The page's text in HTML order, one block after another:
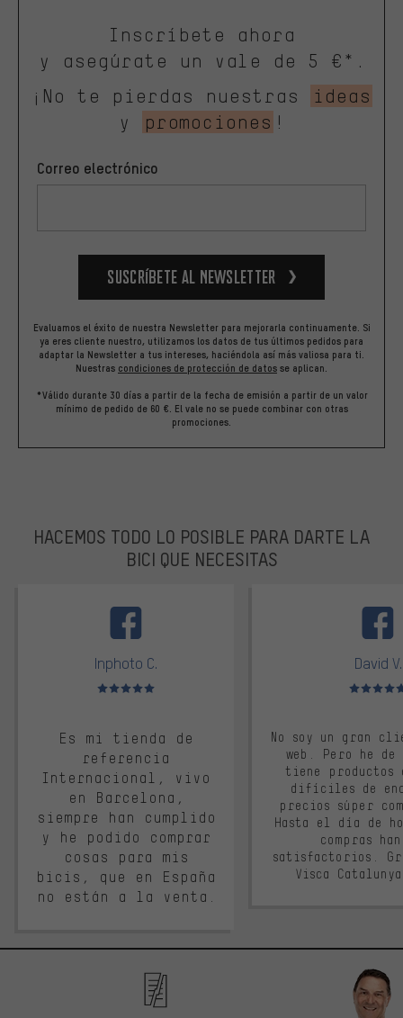
Inscríbete ahora
y asegúrate un vale de 5 €*.
¡No te pierdas nuestras
ideas
y
promociones !
Correo electrónico
Suscríbete al newsletter
Evaluamos el éxito de nuestra Newsletter para mejorarla continuamente. Si
ya eres cliente nuestro, utilizamos los datos de tus últimos pedidos para
adaptar la Newsletter a tus intereses, haciéndola así más valiosa para ti.
Nuestras condiciones de protección de datos se aplican.
*Válido durante 30 días a partir de la fecha de emisión a partir de un valor
mínimo de pedido de 60 €. El vale no se puede combinar con otras
promociones.
HACEMOS TODO LO POSIBLE PARA DARTE LA
BICI QUE NECESITAS
Inphoto C.
Valoración media: 5 de 5
Es mi tienda de
referencia
Internacional, vivo
en Barcelona,
siempre han cumplido
y he podido comprar
cosas para mis
bicis, que en España
no están a la venta.
David V.
Valoración
No soy un gran
web. Pero he
tiene productos
difíciles de
precios súper
Hasta el día de
compras
satisfactorios.
Visca